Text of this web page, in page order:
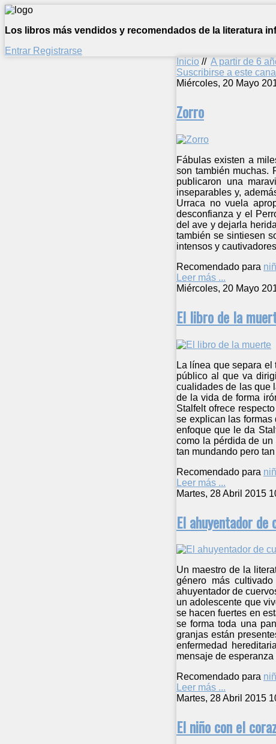
Los libros más vendidos y recomendados de la literatura
Entrar Registrarse
Inicio // A partir de 6
Suscribirse a este
Miércoles, 20 Mayo
Zorro
Fábulas existen a
son también muchas.
publicaron una
inseparables y,
Urraca no vuela
desconfianza y el
del ave y dejarla
también se sintiesen
intensos y
Recomendado para
Leer más ...
Miércoles, 20 Mayo
El libro de la
La línea que separa
público al que va
cualidades de las que
de la vida de forma
Stalfelt ofrece
se explican las formas
enfoque que le da
como la pérdida de
tan mundando pero
Recomendado para
Leer más ...
Martes, 28 Abril 2015
El ahuyentador de
Un maestro de la
género más
ahuyentador de
un adolescente que
se hacen fuertes en
se forma toda una
granjas están
enfermedad
mensaje de
Recomendado para
Leer más ...
Martes, 28 Abril 2015
El niño con el